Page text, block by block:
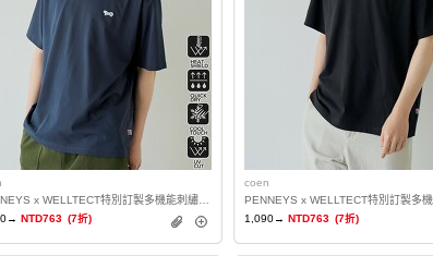
NTD763 (7折)
coen
1,090→ NTD763 (7折)